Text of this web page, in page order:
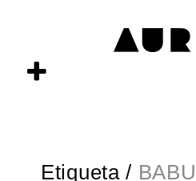
Etiqueta /